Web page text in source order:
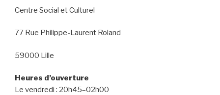
Centre Social et Culturel
77 Rue Philippe-Laurent Roland
59000 Lille
Heures d’ouverture
Le vendredi : 20h45–02h00